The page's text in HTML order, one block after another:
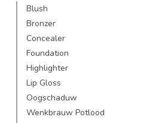
Blush
Bronzer
Concealer
Foundation
Highlighter
Lip Gloss
Oogschaduw
Wenkbrauw Potlood